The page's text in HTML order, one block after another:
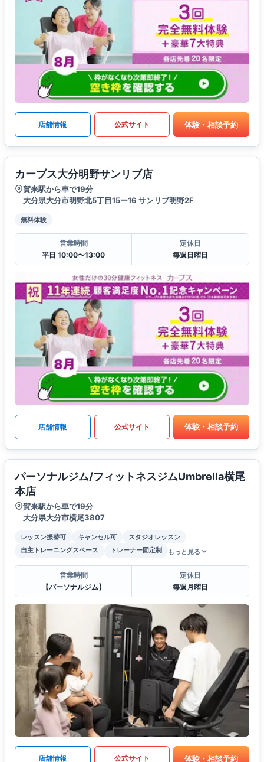
店舗情報 公式サイト 体験・相談予約
カーブス大分明野サンリブ店
賀来駅から車で19分
大分県大分市明野北5丁目15ー16 サンリブ明野2F
無料体験
営業時間
平日 10:00〜13:00
定休日
毎週日曜日
店舗情報 公式サイト 体験・相談予約
パーソナルジム/フィットネスジムUmbrella横尾
本店
賀来駅から車で19分
大分県大分市横尾3807
レッスン振替可 キャンセル可
スタジオレッスン
自主トレーニングスペース
トレーナー固定制 もっと見る
営業時間
【パーソナルジム】
定休日
毎週月曜日
店舗情報 公式サイト 体験・相談予約